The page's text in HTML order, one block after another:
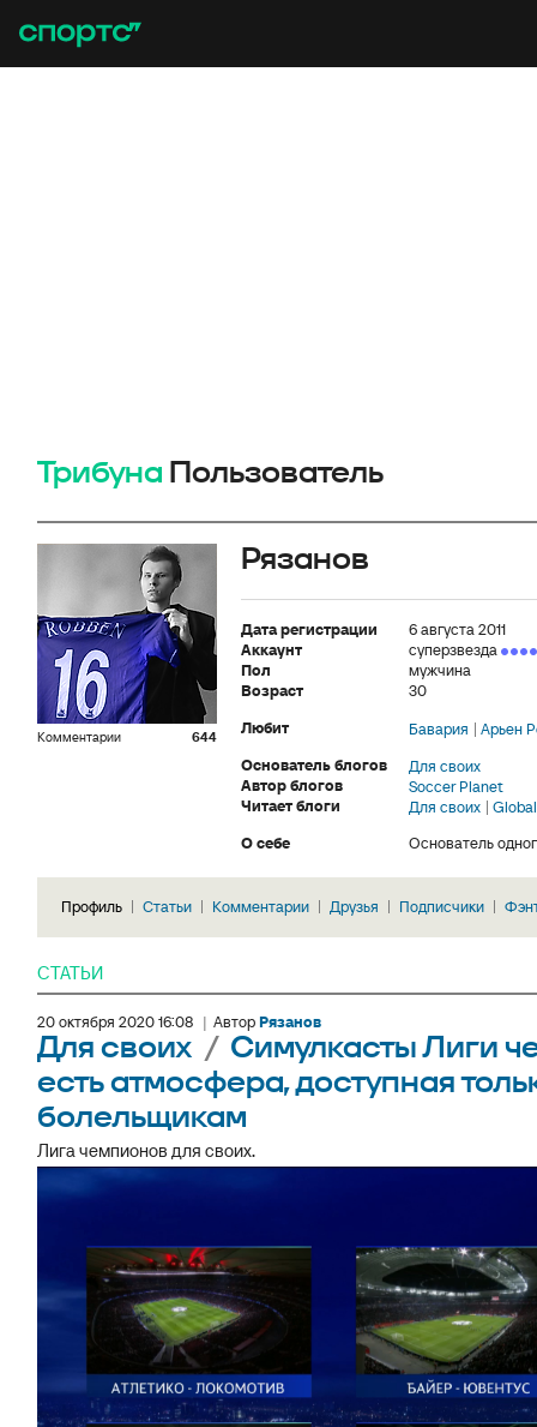
Трибуна Пользователь
Комментарии 644
Рязанов
Дата регистрации
6 августа 2011
Аккаунт
суперзвезда
Пол
мужчина
Возраст
30
Любит
Бавария
Арьен
Основатель блогов
Для своих
Автор блогов
Soccer Planet
Читает блоги
Для своих
О себе
Основатель
Профиль Статьи Комментарии Друзья Подписчики
СТАТЬИ
20 октября 2020 16:08 | АвторРязанов
Для своих / Симулкасты Лиги
есть атмосфера, доступная
болельщикам
Лига чемпионов для своих.